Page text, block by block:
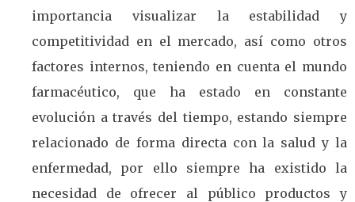
importancia visualizar la estabilidad y
competitividad en el mercado, así como otros
factores internos, teniendo en cuenta el mundo
farmacéutico, que ha estado en constante
evolución a través del tiempo, estando siempre
relacionado de forma directa con la salud y la
enfermedad, por ello siempre ha existido la
necesidad de ofrecer al público productos y